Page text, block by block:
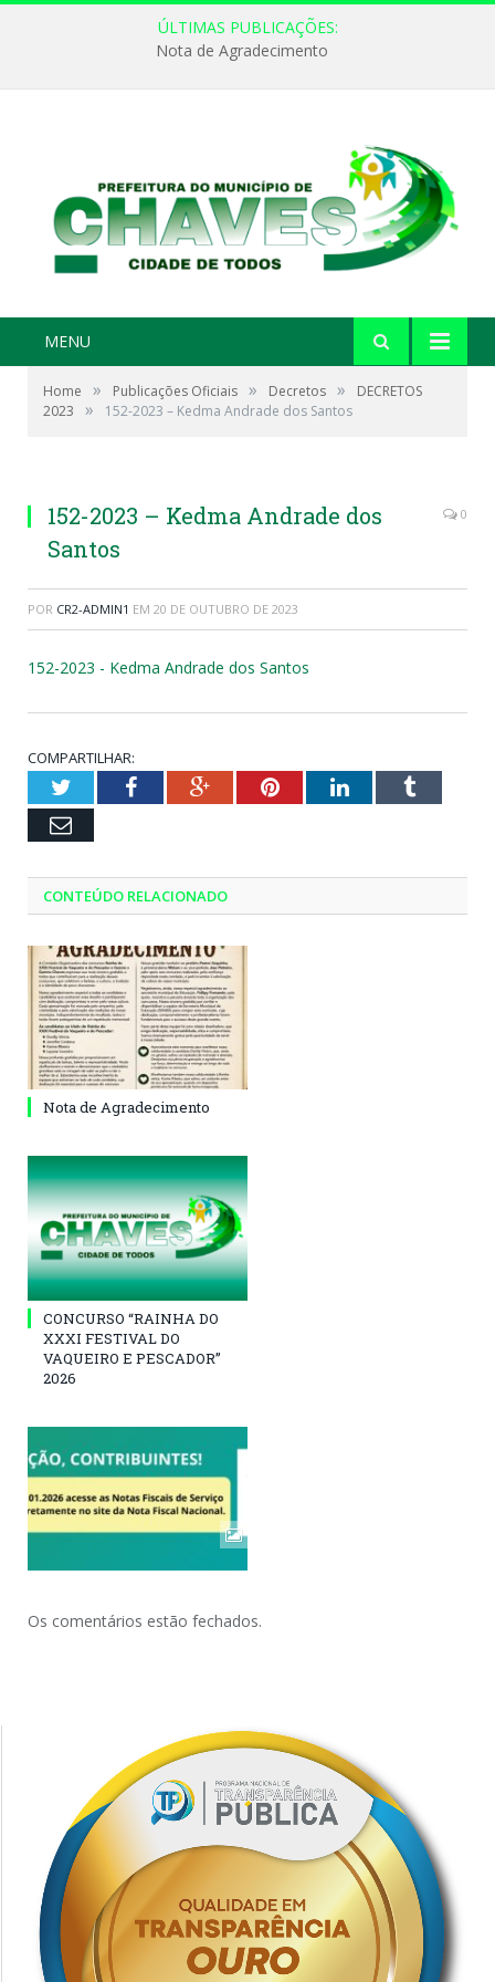
ÚLTIMAS PUBLICAÇÕES:
Nota de Agradecimento
MENU
Home » Publicações Oficiais » Decretos »
DECRETOS
2023
» 152-2023 – Kedma Andrade dos Santos
152-2023 – Kedma Andrade dos
Santos
0
POR CR2-ADMIN1 EM 20 DE OUTUBRO DE 2023
152-2023 - Kedma Andrade dos Santos
COMPARTILHAR:
TwitterFacebookGoogle+PinterestLinkedInTumblr
Email
CONTEÚDO RELACIONADO
Nota de Agradecimento
CONCURSO “RAINHA DO
XXXI FESTIVAL DO
VAQUEIRO E PESCADOR”
2026
Os comentários estão fechados.